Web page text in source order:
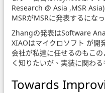
Research @ Asia ,MSR
MSRがMSRに発表するになっ
Zhangの発表はSoftware
XIAOはマイクロソフト が
会社が私達に任せるのもこ
く知りたいが、実装に関わ
Towards